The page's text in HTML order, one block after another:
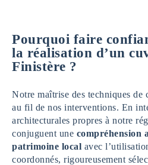
Pourquoi faire
la réalisation d’un
Finistère ?
Notre maîtrise des techniques de
au fil de nos interventions. En
architecturales propres à notre
conjuguent une compréhension
patrimoine local avec
coordonnés, rigoureusement